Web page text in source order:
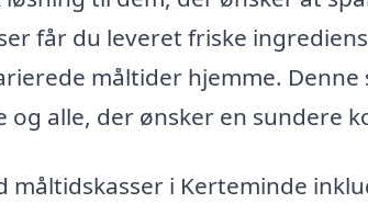
får du leveret friske
måltider hjemme.
og alle, der ønsker en sundere
måltidskasser i Kerteminde